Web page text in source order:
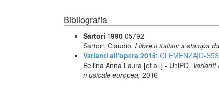
Bibliografia
Sartori 1990 05792
Sartori, Claudio, I libretti italiani a stampa
Varianti all'opera 2016: CLEMENZA|D-S53
Bellina Anna Laura [et al.] - UniPD,
musicale europea, 2016